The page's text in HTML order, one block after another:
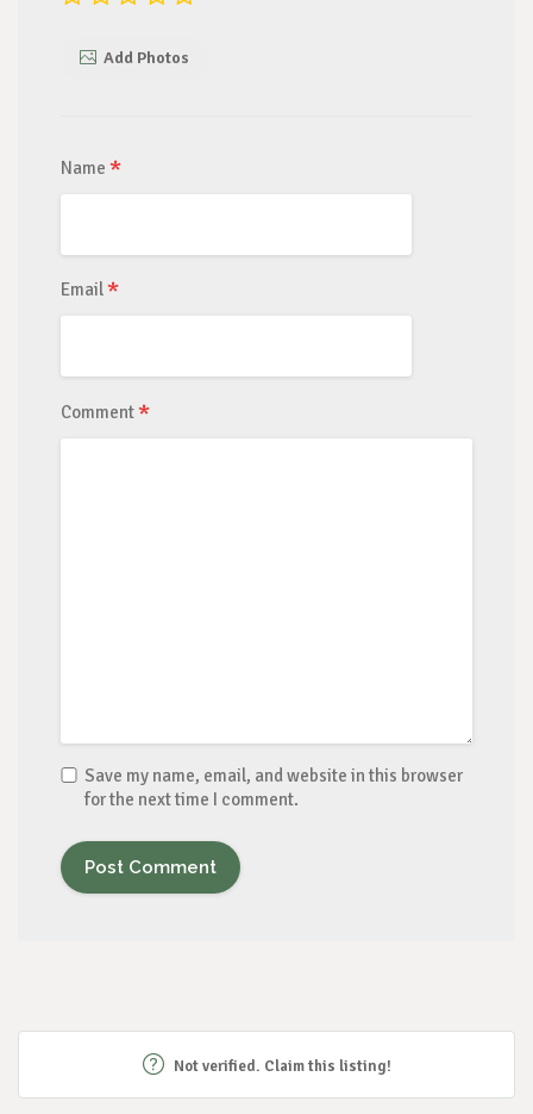
Add Photos
Name *
Email *
Comment *
Save my name, email, and website in this browser
for the next time I comment.
Not verified. Claim this listing!